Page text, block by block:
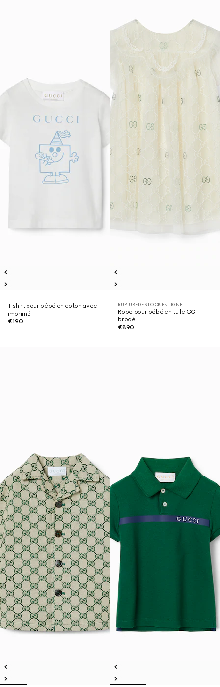
T-shirt pour bébé en coton avec
imprimé
€190
RUPTURE DE STOCK EN LIGNE
Robe pour bébé en tulle GG
brodé
€890